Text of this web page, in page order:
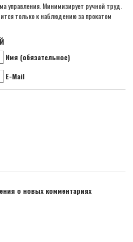
управления. Минимизирует ручной труд.
только к наблюдению за прокатом
Имя (обязательное)
E-Mail
о новых комментариях